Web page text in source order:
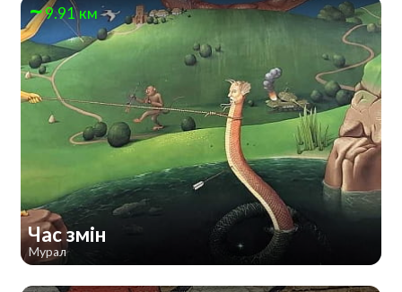
9.91 км
Час змін
Мурал